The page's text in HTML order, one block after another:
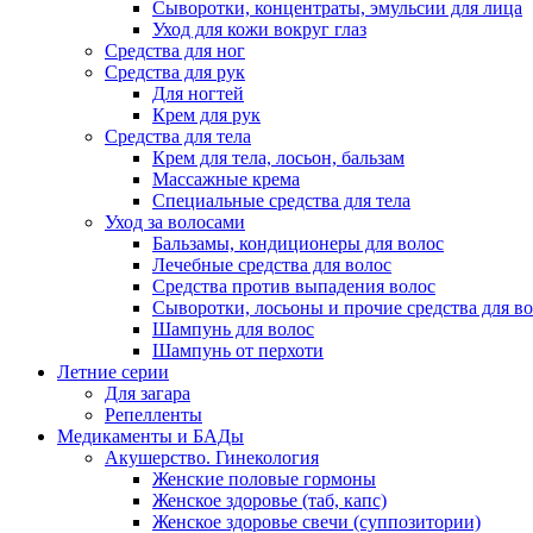
Сыворотки, концентраты, эмульсии для лица
Уход для кожи вокруг глаз
Средства для ног
Средства для рук
Для ногтей
Крем для рук
Средства для тела
Крем для тела, лосьон, бальзам
Массажные крема
Специальные средства для тела
Уход за волосами
Бальзамы, кондиционеры для волос
Лечебные средства для волос
Средства против выпадения волос
Сыворотки, лосьоны и прочие средства для
Шампунь для волос
Шампунь от перхоти
Летние серии
Для загара
Репелленты
Медикаменты и БАДы
Акушерство. Гинекология
Женские половые гормоны
Женское здоровье (таб, капс)
Женское здоровье свечи (суппозитории)